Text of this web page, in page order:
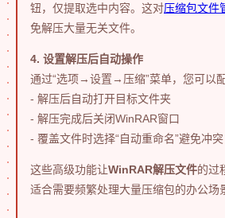
钮，仅提取选中内容。这对压缩包文件
免解压大量无关文件。
4. 设置解压后自动操作
通过“选项→设置→压缩”菜单，您可以配
- 解压后自动打开目标文件夹
- 解压完成后关闭WinRAR窗口
- 覆盖文件时选择“自动重命名”避免冲突
这些高级功能让WinRAR解压文件的过
适合需要频繁处理大量压缩包的办公场